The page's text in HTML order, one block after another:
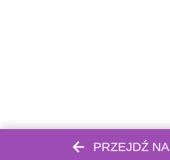
PRZEJDŹ NA